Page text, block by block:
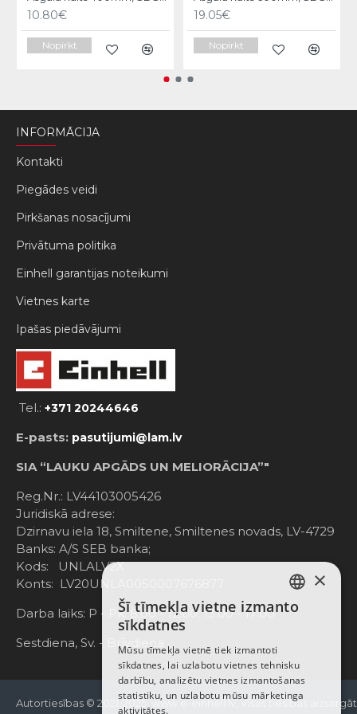
10.80€
Nopirkt
19.05€
Nopirkt
INFORMĀCIJA
Kontakti
Piegādes veidi
Pirkšanas nosacījumi
Privātuma politika
Einhell garantijas noteikumi
Vietnes karte
Ipašas piedāvājumi
Tel.: +371 20244646
E-pasts: pasutijumi@lam.lv
SIA “LAUKU APGĀDS UN MELIORĀCIJA”"
Reg.Nr.: LV44103005426
Juridiskā adrese:
Dzirnavu iela 18, Smiltene, Smiltenes novads, LV-4729
Banks: A/S SEB banka;
Kods: UNLALV2X
Konts: LV20UNLA0050007676877
Darba laiks: P - Pk. 8:00 - 12:00; 13:00 - 17:00
Sestdiena, Sv. - Brīvdiena
Autortiesības © 2021-2025, www.e-einhell.lv, Visas tiesības
LATVIAN
ENGLISH
×
Šī tīmekļa vietne izmanto
sīkdatnes
Mūsu tīmekļa vietnē tiek izmantoti
sīkdatnes, lai uzlabotu vietnes tehnisku
darbību, analizētu vietnes izmantošanas
statistiku, un uzlabotu mūsu mārketinga
aktivitātes.